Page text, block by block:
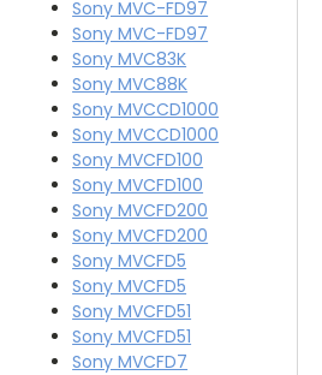
Sony MVC-FD97
Sony MVC-FD97
Sony MVC83K
Sony MVC88K
Sony MVCCD1000
Sony MVCCD1000
Sony MVCFD100
Sony MVCFD100
Sony MVCFD200
Sony MVCFD200
Sony MVCFD5
Sony MVCFD5
Sony MVCFD51
Sony MVCFD51
Sony MVCFD7